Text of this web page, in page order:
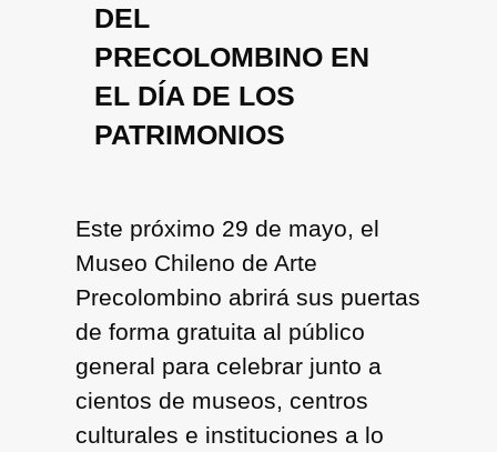
DEL
PRECOLOMBINO EN
EL DÍA DE LOS
PATRIMONIOS
Este próximo 29 de mayo, el
Museo Chileno de Arte
Precolombino abrirá sus puertas
de forma gratuita al público
general para celebrar junto a
cientos de museos, centros
culturales e instituciones a lo